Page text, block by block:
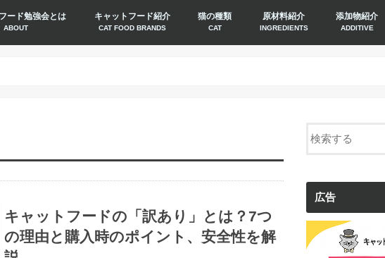
ード勉強会とは
ABOUT
キャットフード紹介
CAT FOOD BRANDS
猫の種類
CAT
原材料紹介
INGREDIENTS
添加物紹介
ADDITIVE
キャットフードの「訳あり」とは？7つ
の理由と購入時のポイント、安全性を解
広告